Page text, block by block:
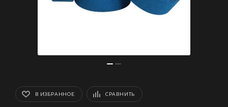
В ИЗБРАННОЕ СРАВНИТЬ